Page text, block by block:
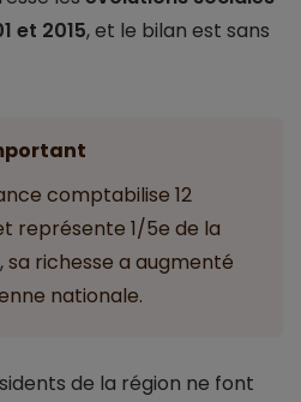
et 2015, et le bilan est sans
comptabilise 12
représente 1/5e de la
richesse a augmenté
nationale.
de la région ne font